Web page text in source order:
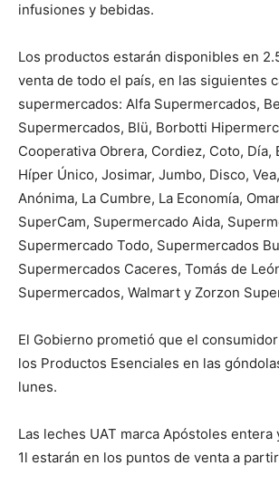
infusiones y bebidas.
Los productos estarán disponibles en
venta de todo el país, en las siguientes
supermercados: Alfa Supermercados,
Supermercados, Blü, Borbotti
Cooperativa Obrera, Cordiez, Coto, Día,
Híper Único, Josimar, Jumbo, Disco,
Anónima, La Cumbre, La Economía,
SuperCam, Supermercado Aida,
Supermercado Todo, Supermercados
Supermercados Caceres, Tomás de
Supermercados, Walmart y Zorzon
El Gobierno prometió que el
los Productos Esenciales en las
lunes.
Las leches UAT marca Apóstoles entera
1l estarán en los puntos de venta a